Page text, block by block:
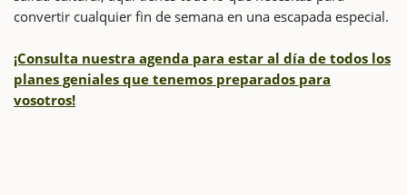
convertir cualquier fin de semana en una escapada especial.
¡Consulta nuestra agenda para estar al día de todos los
planes geniales que tenemos preparados para
vosotros!